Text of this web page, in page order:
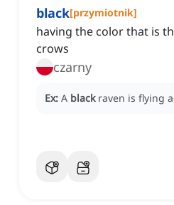
black[przymiotnik]
having the color that is
crows
czarny
Ex: A black raven is flying